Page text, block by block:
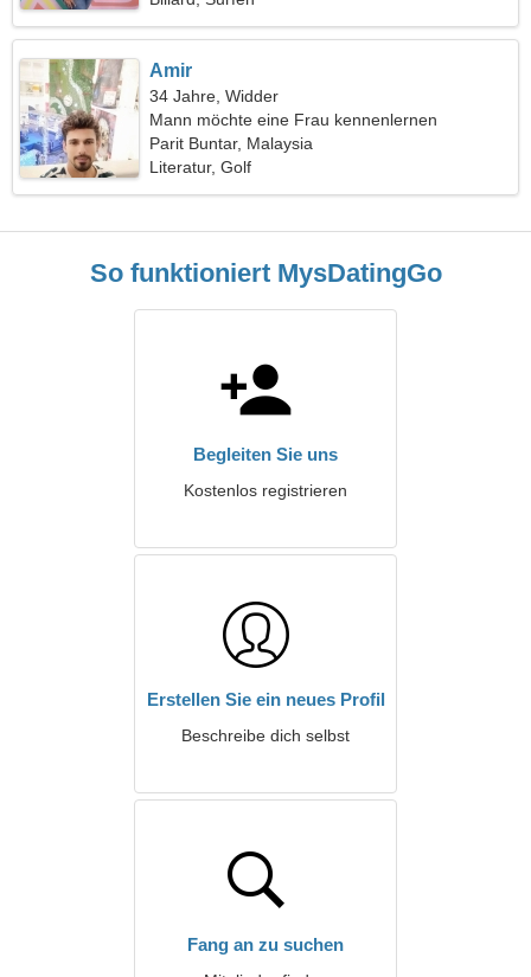
Amir
34 Jahre, Widder
Mann möchte eine Frau kennenlernen
Parit Buntar, Malaysia
Literatur, Golf
So funktioniert MysDatingGo
Begleiten Sie uns
Kostenlos registrieren
Erstellen Sie ein neues Profil
Beschreibe dich selbst
Fang an zu suchen